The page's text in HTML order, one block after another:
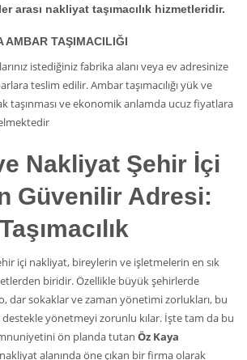
arası nakliyat taşımacılık hizmetleridir.
AMBAR TAŞIMACILIĞI
istediğiniz fabrika alanı veya ev adresinize
teslim edilir. Ambar taşımacılığı yük ve
taşınması ve ekonomik anlamda ucuz fiyatlara
Nakliyat Şehir İçi
Güvenilir Adresi:
içi nakliyat, bireylerin ve işletmelerin en sık
biridir. Özellikle büyük şehirlerde
dar sokaklar ve zaman yönetimi zorlukları, bu
yönetmeyi zorunlu kılar. İşte tam da bu
ön planda tutan Öz Kaya
alanında öne çıkan bir firma olarak